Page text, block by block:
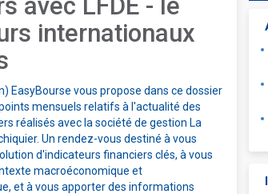
avec LFDE - le
internationaux
EasyBourse vous propose dans ce dossier
mensuels relatifs à l'actualité des
réalisés avec la société de gestion La
Un rendez-vous destiné à vous
d'indicateurs financiers clés, à vous
macroéconomique et
et à vous apporter des informations